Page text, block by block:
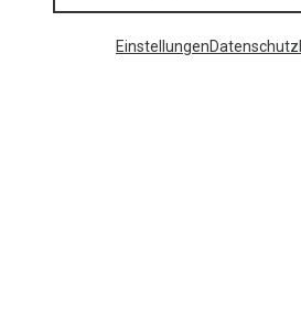
EinstellungenDatenschutz